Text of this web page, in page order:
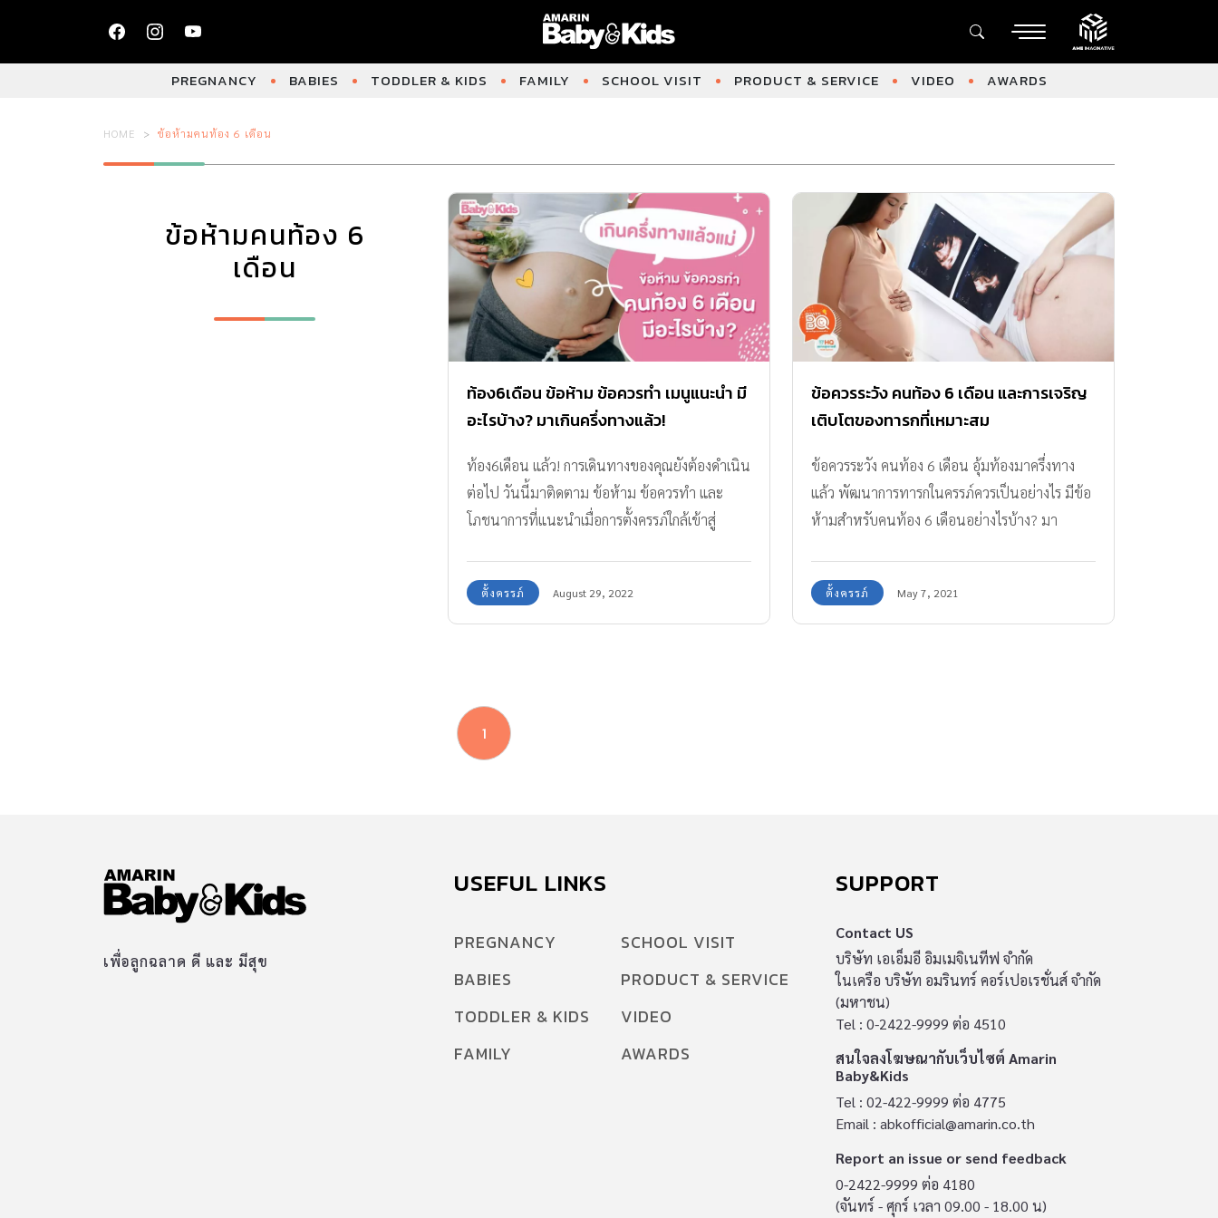
PREGNANCY BABIES TODDLER & KIDS FAMILY SCHOOL VISIT PRODUCT & SERVICE VIDEO AWARDS
HOME ข้อห้ามคนท้อง 6 เดือน
ข้อห้ามคนท้อง 6
เดือน
ท้อง6เดือน ข้อห้าม ข้อควรทำ เมนูแนะนำ มี
อะไรบ้าง? มาเกินครึ่งทางแล้ว!
ท้อง6เดือน แล้ว! การเดินทางของคุณยังต้องดำเนิน
ต่อไป วันนี้มาติดตาม ข้อห้าม ข้อควรทำ และ
โภชนาการที่แนะนำเมื่อการตั้งครรภ์ใกล้เข้าสู่
ตั้งครรภ์ August 29, 2022
ข้อควรระวัง คนท้อง 6 เดือน และการเจริญ
เติบโตของทารกที่เหมาะสม
ข้อควรระวัง คนท้อง 6 เดือน อุ้มท้องมาครึ่งทาง
แล้ว พัฒนาการทารกในครรภ์ควรเป็นอย่างไร มีข้อ
ห้ามสำหรับคนท้อง 6 เดือนอย่างไรบ้าง? มา
ตั้งครรภ์ May 7, 2021
1
เพื่อลูกฉลาด ดี และ มีสุข
USEFUL LINKS
PREGNANCY
BABIES
TODDLER & KIDS
FAMILY
SCHOOL VISIT
PRODUCT & SERVICE
VIDEO
AWARDS
SUPPORT
Contact US
บริษัท เอเอ็มอี อิมเมจิเนทีฟ จำกัด
ในเครือ บริษัท อมรินทร์ คอร์เปอเรชั่นส์ จำกัด
(มหาชน)
Tel : 0-2422-9999 ต่อ 4510
สนใจลงโฆษณากับเว็บไซต์ Amarin
Baby&Kids
Tel : 02-422-9999 ต่อ 4775
Email : abkofficial@amarin.co.th
Report an issue or send feedback
0-2422-9999 ต่อ 4180
(จันทร์ - ศุกร์ เวลา 09.00 - 18.00 น)